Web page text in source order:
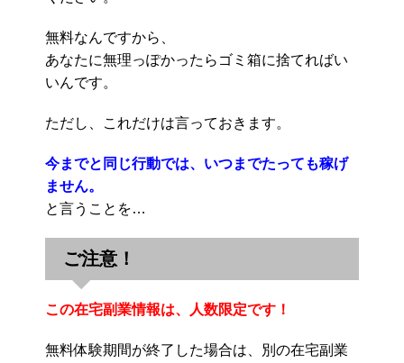
無料なんですから、
あなたに無理っぽかったらゴミ箱に捨てればい
いんです。
ただし、これだけは言っておきます。
今までと同じ行動では、いつまでたっても稼げ
ません。
と言うことを…
ご注意！
この在宅副業情報は、人数限定です！
無料体験期間が終了した場合は、別の在宅副業